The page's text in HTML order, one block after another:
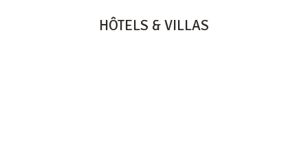
HÔTELS & VILLAS